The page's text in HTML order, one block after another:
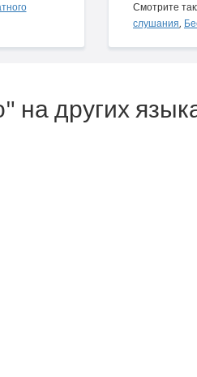
Смотрите
слушания,
на других